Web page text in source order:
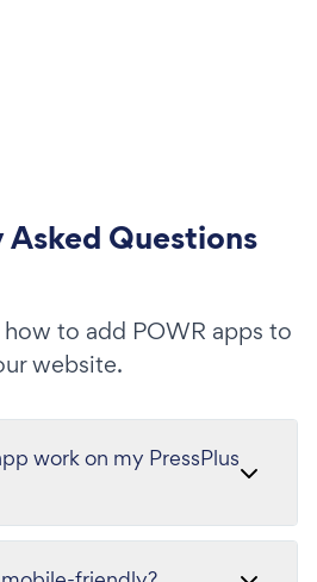
Questions
to add POWR apps to
website.
work on my PressPlus